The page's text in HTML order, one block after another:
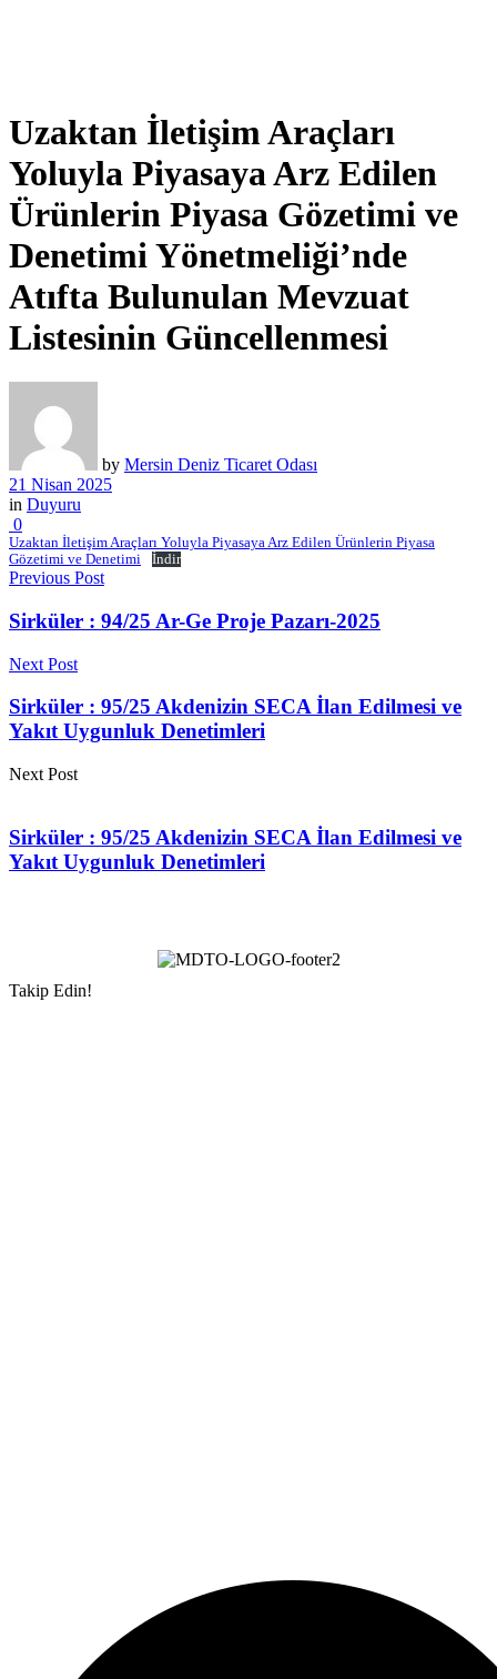
Uzaktan İletişim Araçları
Yoluyla Piyasaya Arz Edilen
Ürünlerin Piyasa Gözetimi ve
Denetimi Yönetmeliği’nde
Atıfta Bulunulan Mevzuat
Listesinin Güncellenmesi
by Mersin Deniz Ticaret Odası
21 Nisan 2025
in Duyuru
0
Uzaktan İletişim Araçları Yoluyla Piyasaya Arz Edilen Ürünlerin Piyasa
Gözetimi ve Denetimi
İndir
Previous Post
Sirküler : 94/25 Ar-Ge Proje Pazarı-2025
Next Post
Sirküler : 95/25 Akdenizin SECA İlan Edilmesi ve
Yakıt Uygunluk Denetimleri
Next Post
Sirküler : 95/25 Akdenizin SECA İlan Edilmesi ve
Yakıt Uygunluk Denetimleri
Takip Edin!